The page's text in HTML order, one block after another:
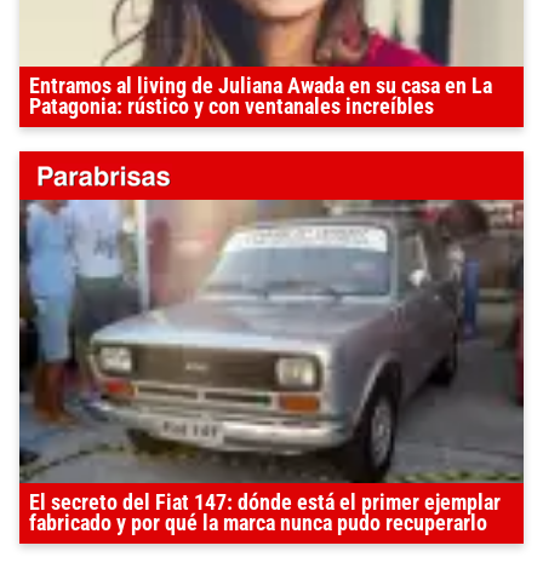
Entramos al living de Juliana Awada en su casa en La
Patagonia: rústico y con ventanales increíbles
El secreto del Fiat 147: dónde está el primer ejemplar
fabricado y por qué la marca nunca pudo recuperarlo